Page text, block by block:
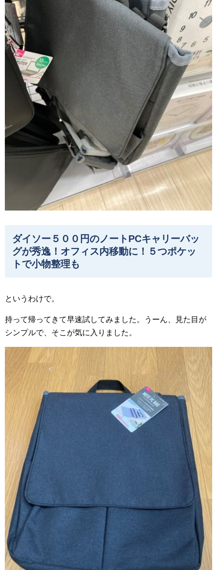
ダイソー５００円のノートPCキャリーバッ
グが秀逸！オフィス内移動に！５つポケッ
トで小物整理も
というわけで。
持って帰ってきて早速試してみました。うーん、見た目が
シンプルで、そこが気に入りました。